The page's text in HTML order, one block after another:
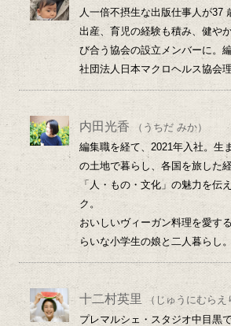
人一倍不摂生な出版仕事人が37
出産、育児の経験も積み、健や
び合う協会の設立メンバーに。
社団法人日本マクロヘルス協会理
内田光香
（うちだ みか）
編集職を経て、2021年入社。生
の土地で暮らし、各国を旅した
「人・もの・文化」の魅力を伝
ク。
おいしいヴィーガン料理を愛す
らいな小学生の娘と二人暮らし
十二村英里
（じゅうにむらえ
プレマルシェ・スタジオ中目黒